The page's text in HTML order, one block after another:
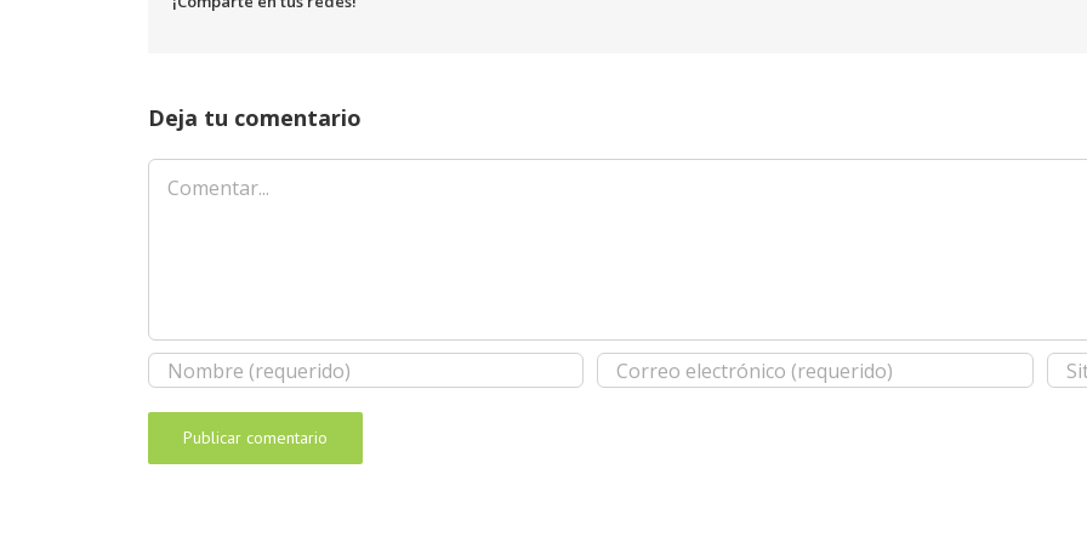
Deja tu comentario
Comentar